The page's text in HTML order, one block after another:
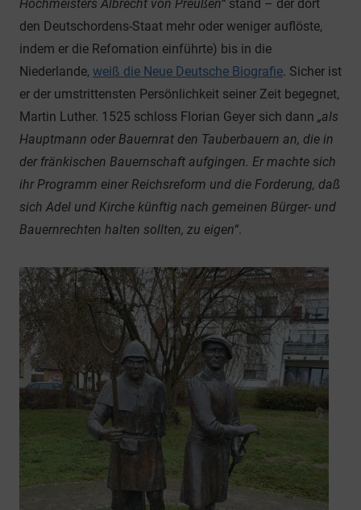
Hochmeisters Albrecht von Preußen“ stand – der dort
den Deutschordens-Staat mehr oder weniger auflöste,
indem er die Refomation einführte) bis in die
Niederlande, weiß die Neue Deutsche Biografie. Sicher ist
er der umstrittensten Persönlichkeit seiner Zeit begegnet,
Martin Luther. 1525 schloss Florian Geyer sich dann „als
Hauptmann oder Bauernrat den Tauberbauern an, die in
der fränkischen Bauernschaft aufgingen. Er machte sich
ihr Programm einer Reichsreform und die Forderung, daß
sich Adel und Kirche künftig nach gemeinen Bürger- und
Bauernrechten halten sollten, zu eigen“.